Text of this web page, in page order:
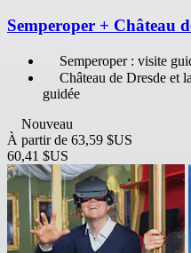
Semperoper + Château
Semperoper : visite
Château de Dresde et
guidée
Nouveau
À partir de 63,59 $US
60,41 $US